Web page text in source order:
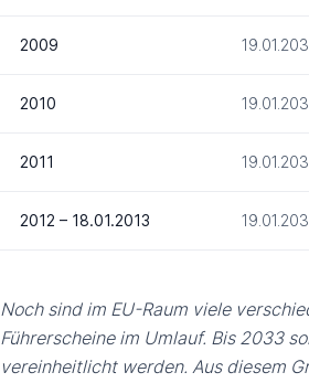
2009
2010
2011
2012 – 18.01.2013
Noch sind im EU-Raum viele
Führerscheine im Umlauf. Bis 2033
vereinheitlicht werden. Aus diesem